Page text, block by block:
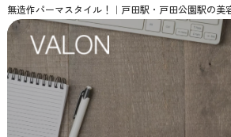
無造作パーマスタイル！｜戸田駅・戸田公園駅の美